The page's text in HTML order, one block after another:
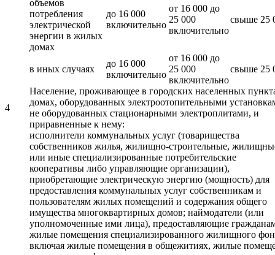
объемов
потребления
электрической
энергии в жилых
домах
до 16 000
включительно
от 16 000 до
25 000
включительно
свыше 25
в иных случаях
до 16 000
включительно
от 16 000 до
25 000
включительно
свыше 25
4
Население, проживающее в городских населенных
домах, оборудованных электроотопительными
не оборудованных стационарными электроплитами, и
приравненные к нему:
исполнители коммунальных услуг (товарищества
собственников жилья, жилищно-строительные,
или иные специализированные потребительские
кооперативы либо управляющие организации),
приобретающие электрическую энергию (мощность) для
предоставления коммунальных услуг собственникам и
пользователям жилых помещений и содержания общего
имущества многоквартирных домов; наймодатели (или
уполномоченные ими лица), предоставляющие
жилые помещения специализированного жилищного
включая жилые помещения в общежитиях, жилые